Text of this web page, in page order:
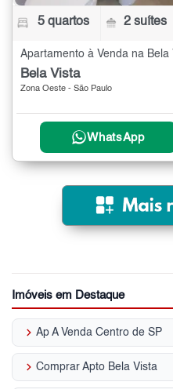
5 quartos 2 suítes
Apartamento à Venda na
Bela Vista
Zona Oeste - São Paulo
WhatsApp
Imóveis em Destaque
keyboard_arrow_right Ap A Venda Centro de SP
keyboard_arrow_right Comprar Apto Bela Vista